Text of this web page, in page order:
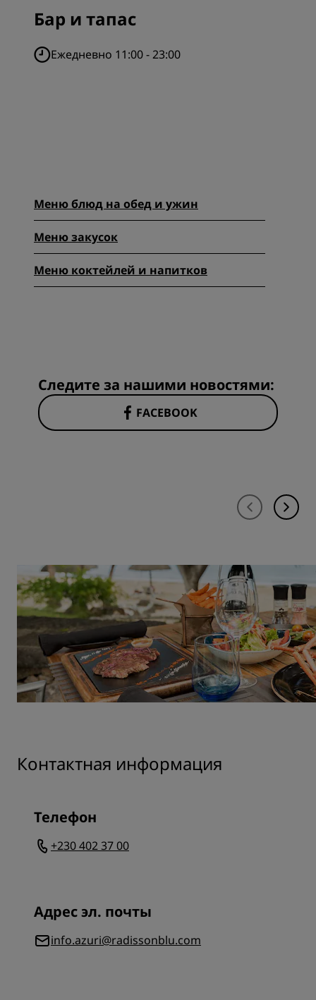
Бар и тапас
Ежедневно 11:00 - 23:00
Меню блюд на обед и ужин
Меню закусок
Меню коктейлей и напитков
Следите за нашими новостями:
FACEBOOK
Контактная информация
Телефон
+230 402 37 00
Адрес эл. почты
info.azuri@radissonblu.com